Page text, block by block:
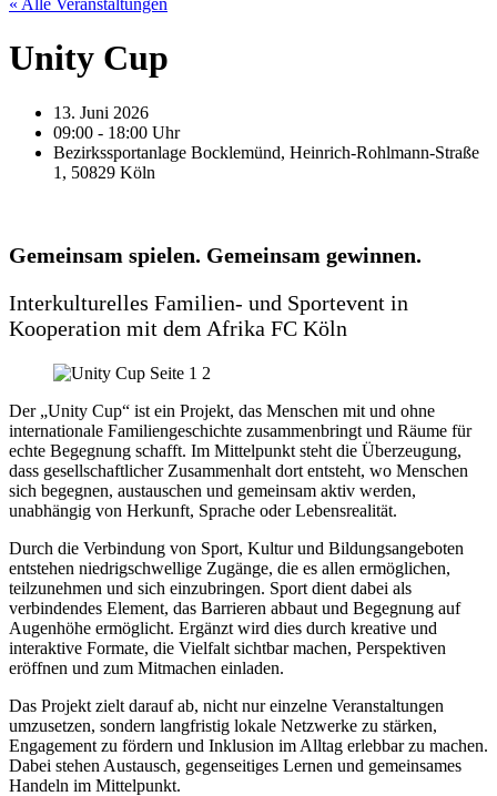
Unity Cup
13. Juni 2026
09:00 - 18:00 Uhr
Bezirkssportanlage Bocklemünd, Heinrich-Rohlmann-Straße
1, 50829 Köln
Gemeinsam spielen. Gemeinsam gewinnen.
Interkulturelles Familien- und Sportevent in
Kooperation mit dem Afrika FC Köln
Der „Unity Cup“ ist ein Projekt, das Menschen mit und ohne
internationale Familiengeschichte zusammenbringt und Räume für
echte Begegnung schafft. Im Mittelpunkt steht die Überzeugung,
dass gesellschaftlicher Zusammenhalt dort entsteht, wo Menschen
sich begegnen, austauschen und gemeinsam aktiv werden,
unabhängig von Herkunft, Sprache oder Lebensrealität.
Durch die Verbindung von Sport, Kultur und Bildungsangeboten
entstehen niedrigschwellige Zugänge, die es allen ermöglichen,
teilzunehmen und sich einzubringen. Sport dient dabei als
verbindendes Element, das Barrieren abbaut und Begegnung auf
Augenhöhe ermöglicht. Ergänzt wird dies durch kreative und
interaktive Formate, die Vielfalt sichtbar machen, Perspektiven
eröffnen und zum Mitmachen einladen.
Das Projekt zielt darauf ab, nicht nur einzelne Veranstaltungen
umzusetzen, sondern langfristig lokale Netzwerke zu stärken,
Engagement zu fördern und Inklusion im Alltag erlebbar zu machen.
Dabei stehen Austausch, gegenseitiges Lernen und gemeinsames
Handeln im Mittelpunkt.